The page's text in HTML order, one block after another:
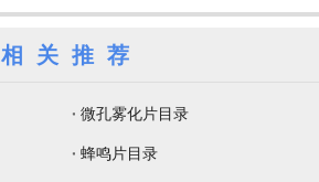
相关推荐
微孔雾化片目录
蜂鸣片目录